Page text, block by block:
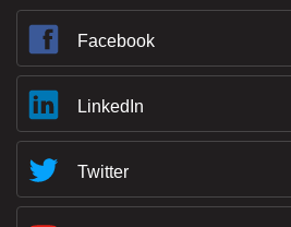
Facebook
LinkedIn
Twitter